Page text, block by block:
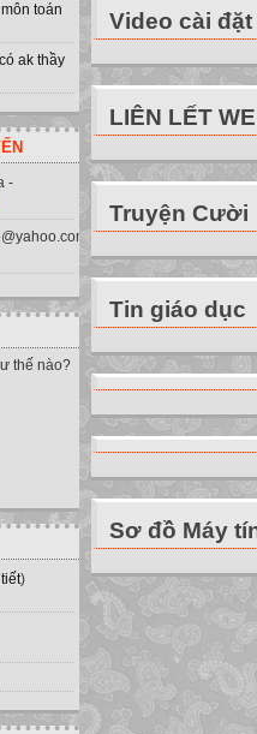
toán
ak thầy
-
thế nào?
)
(1000, 20),
Chạy chương
được. Hãy thử
Thử viết chương
màn hình. Sau
trị của x và y
Quan sát
Cú pháp khai
Var ;
Cú pháp lệnh
:=;
Lệnh read() hay
nhận.
Nội dung chú
trình.
DẶN DÒ
Video cài đặt
LIÊN LẾT
Truyện Cười
Tin giáo dục
Sơ đồ Máy